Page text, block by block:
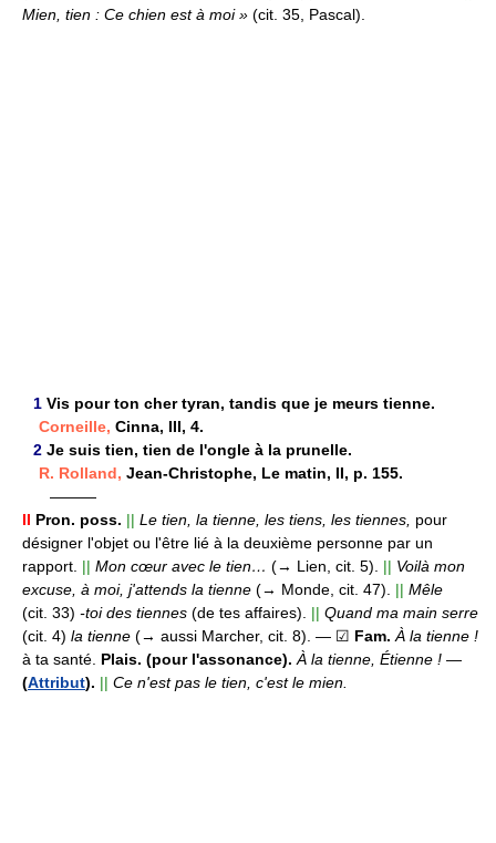
Mien, tien : Ce chien est à moi » (cit. 35, Pascal).
1 Vis pour ton cher tyran, tandis que je meurs tienne.
Corneille, Cinna, III, 4.
2 Je suis tien, tien de l'ongle à la prunelle.
R. Rolland, Jean-Christophe, Le matin, II, p. 155.
———
II Pron. poss. || Le tien, la tienne, les tiens, les tiennes, pour
désigner l'objet ou l'être lié à la deuxième personne par un
rapport. || Mon cœur avec le tien… (→ Lien, cit. 5). || Voilà mon
excuse, à moi, j'attends la tienne (→ Monde, cit. 47). || Mêle
(cit. 33) -toi des tiennes (de tes affaires). || Quand ma main serre
(cit. 4) la tienne (→ aussi Marcher, cit. 8). — ☑ Fam. À la tienne !
à ta santé. Plais. (pour l'assonance). À la tienne, Étienne ! —
(Attribut). || Ce n'est pas le tien, c'est le mien.